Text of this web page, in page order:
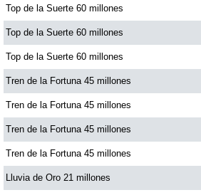
Top de la Suerte 60 millones
Top de la Suerte 60 millones
Top de la Suerte 60 millones
Tren de la Fortuna 45 millones
Tren de la Fortuna 45 millones
Tren de la Fortuna 45 millones
Tren de la Fortuna 45 millones
Lluvia de Oro 21 millones